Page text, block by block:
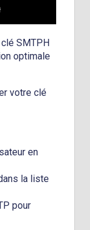
SMTPH
optimale
votre clé
en
la liste
pour